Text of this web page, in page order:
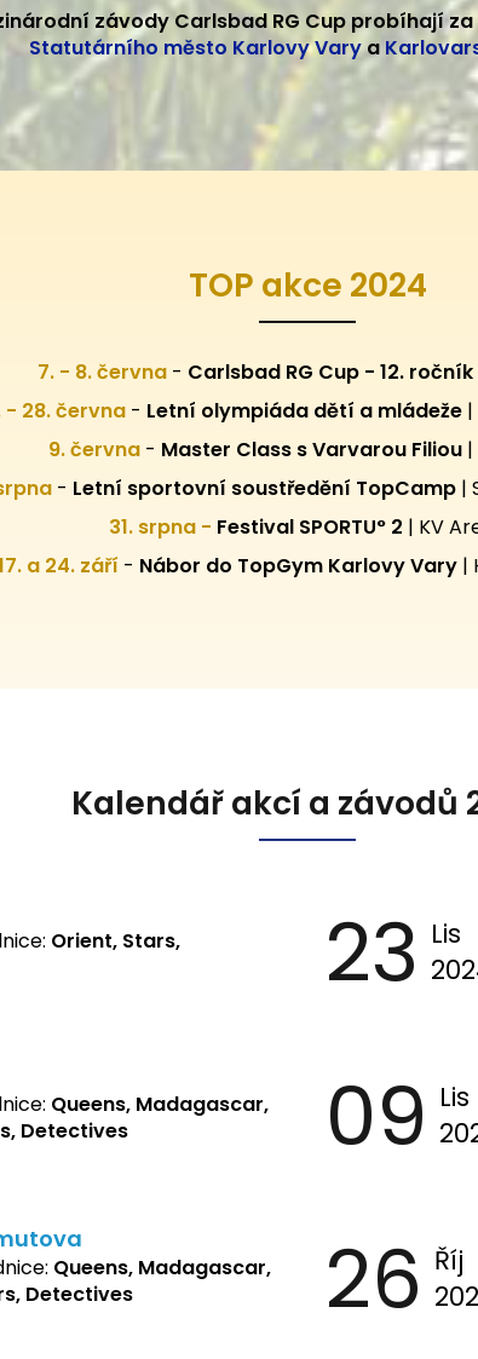
závody Carlsbad RG Cup probíhají
Statutárního město Karlovy Varya
TOP akce 2024
7. - 8. června - Carlsbad RG Cup - 12. ročník
- 28. června - Letní olympiáda dětí a mládeže |
9. června - Master Class s Varvarou Filiou |
- Letní sportovní soustředění TopCamp|
31. srpna - Festival SPORTU° 2 | KV
a 24. září - Nábor do TopGym Karlovy Vary |
Kalendář akcí a závodů
Orient, Stars,
23 Lis
Queens, Madagascar,
Detectives
09 Lis
Queens, Madagascar,
Detectives
26 Říj